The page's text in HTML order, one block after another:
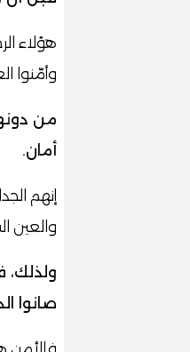
هؤلاء
وأمّنوا
من
أمان.
إنهم
والعين
ولذلك،
صانوا
فالأمن